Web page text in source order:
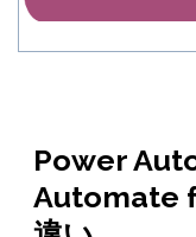
Power
Automate